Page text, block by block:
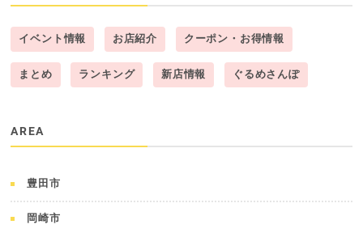
イベント情報 お店紹介 クーポン・お得情報
まとめ ランキング 新店情報 ぐるめさんぽ
AREA
豊田市
岡崎市